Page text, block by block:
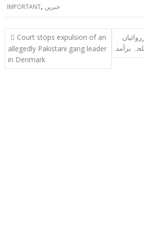
IMPORTANT, خبریں
Post
navigation
Court stops expulsion of an
allegedly Pakistani gang leader
in Denmark